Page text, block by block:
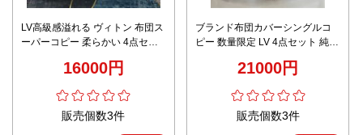
LV高級感溢れる ヴィトン 布団ス
ーパーコピー 柔らかい 4点セッ
スシーツ 枕カバー ピンク
16000円
販売個数3件
ブランド布団カバーシングルコ
ピー 数量限定 LV 4点セット 純綿
枕カバー ピンク21000円
販売個数3件